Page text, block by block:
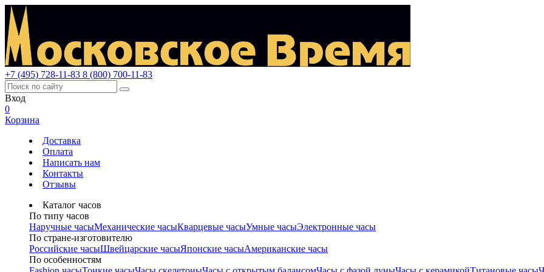
+7 (495) 728-11-83 8 (800) 700-11-83
Вход
0
Корзина
Доставка
Оплата
Написать нам
Контакты
Отзывы
Каталог часов
По типу часов
Наручные часыМеханические часыКварцевые часыУмные часыЭлектронные часы
По стране-изготовителю
Российские часыШвейцарские часыЯпонские часыАмериканские часы
По особенностям